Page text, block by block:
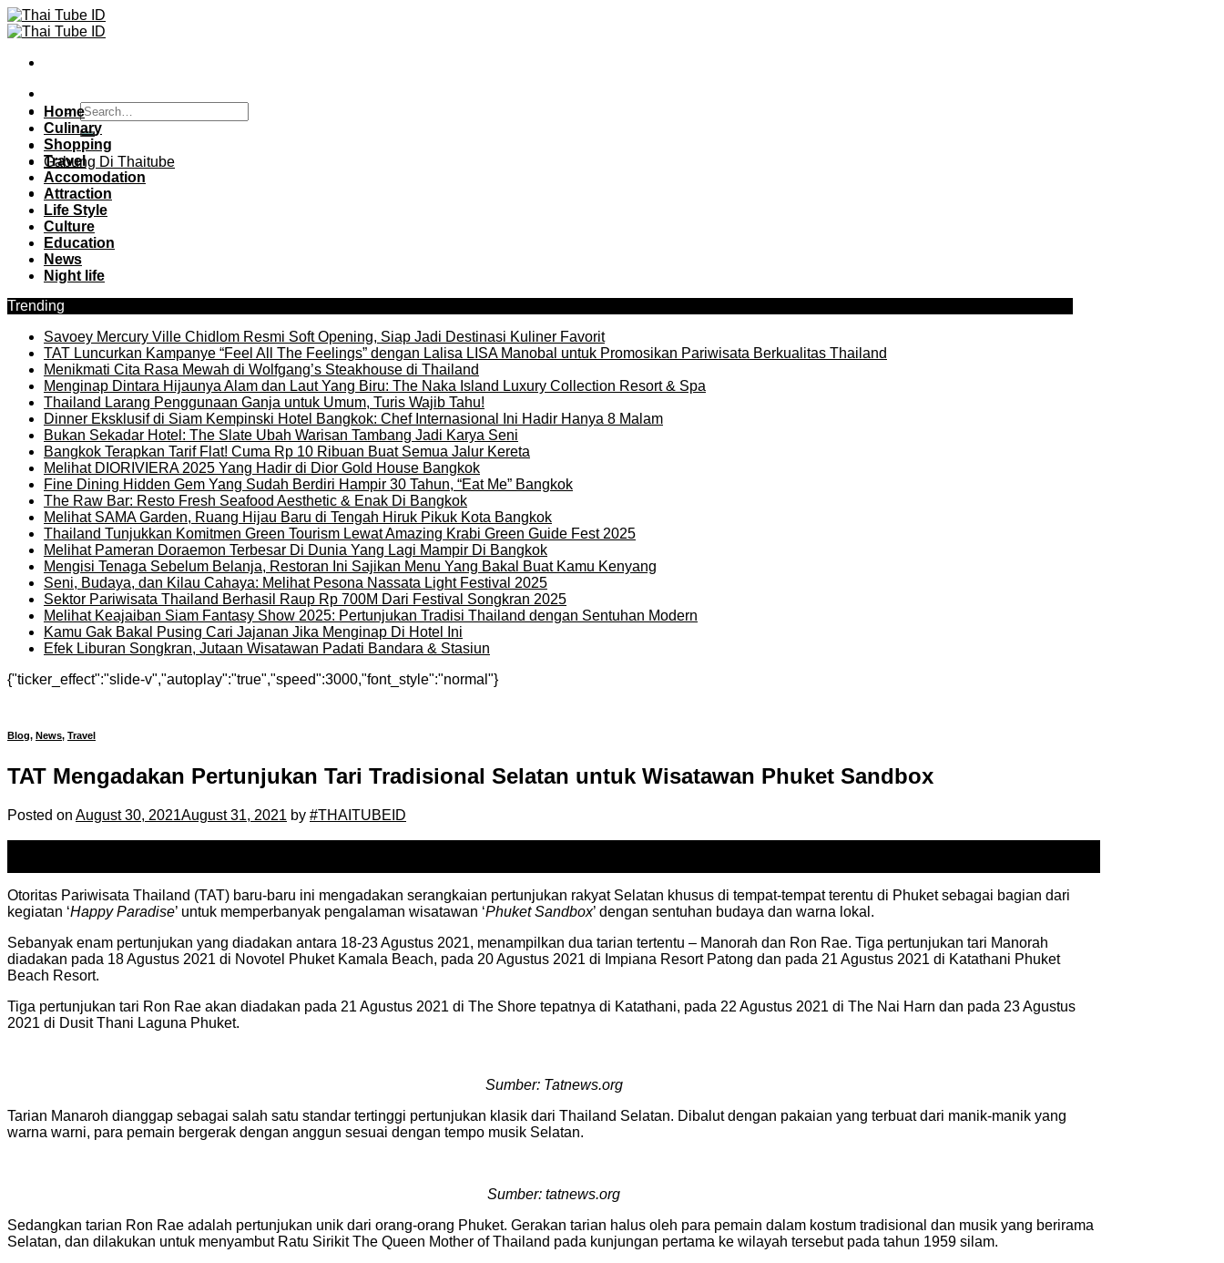
Skip
to
Gabung Di Thaitube
Home
Culinary
Shopping
Travel
Accomodation
Attraction
Life Style
Culture
Education
News
Night life
Trending
Savoey Mercury Ville Chidlom Resmi Soft Opening, Siap Jadi Destinasi Kuliner Favorit
TAT Luncurkan Kampanye “Feel All The Feelings” dengan Lalisa LISA Manobal untuk Promosikan Pariwisata Berkualitas Thailand
Menikmati Cita Rasa Mewah di Wolfgang’s Steakhouse di Thailand
Menginap Dintara Hijaunya Alam dan Laut Yang Biru: The Naka Island Luxury Collection Resort & Spa
Thailand Larang Penggunaan Ganja untuk Umum, Turis Wajib Tahu!
Dinner Eksklusif di Siam Kempinski Hotel Bangkok: Chef Internasional Ini Hadir Hanya 8 Malam
Bukan Sekadar Hotel: The Slate Ubah Warisan Tambang Jadi Karya Seni
Bangkok Terapkan Tarif Flat! Cuma Rp 10 Ribuan Buat Semua Jalur Kereta
Melihat DIORIVIERA 2025 Yang Hadir di Dior Gold House Bangkok
Fine Dining Hidden Gem Yang Sudah Berdiri Hampir 30 Tahun, “Eat Me” Bangkok
The Raw Bar: Resto Fresh Seafood Aesthetic & Enak Di Bangkok
Melihat SAMA Garden, Ruang Hijau Baru di Tengah Hiruk Pikuk Kota Bangkok
Thailand Tunjukkan Komitmen Green Tourism Lewat Amazing Krabi Green Guide Fest 2025
Melihat Pameran Doraemon Terbesar Di Dunia Yang Lagi Mampir Di Bangkok
Mengisi Tenaga Sebelum Belanja, Restoran Ini Sajikan Menu Yang Bakal Buat Kamu Kenyang
Seni, Budaya, dan Kilau Cahaya: Melihat Pesona Nassata Light Festival 2025
Sektor Pariwisata Thailand Berhasil Raup Rp 700M Dari Festival Songkran 2025
Melihat Keajaiban Siam Fantasy Show 2025: Pertunjukan Tradisi Thailand dengan Sentuhan Modern
Kamu Gak Bakal Pusing Cari Jajanan Jika Menginap Di Hotel Ini
Efek Liburan Songkran, Jutaan Wisatawan Padati Bandara & Stasiun
{"ticker_effect":"slide-v","autoplay":"true","speed":3000,"font_style":"normal"}
Blog, News, Travel
TAT Mengadakan Pertunjukan Tari Tradisional Selatan untuk Wisatawan Phuket Sandbox
Posted on August 30, 2021August 31, 2021 by #THAITUBEID
Otoritas Pariwisata Thailand (TAT) baru-baru ini mengadakan serangkaian pertunjukan rakyat Selatan khusus di tempat-tempat terentu di Phuket sebagai bagian dari
kegiatan ‘Happy Paradise’ untuk memperbanyak pengalaman wisatawan ‘Phuket Sandbox’ dengan sentuhan budaya dan warna lokal.
Sebanyak enam pertunjukan yang diadakan antara 18-23 Agustus 2021, menampilkan dua tarian tertentu – Manorah dan Ron Rae. Tiga pertunjukan tari Manorah
diadakan pada 18 Agustus 2021 di Novotel Phuket Kamala Beach, pada 20 Agustus 2021 di Impiana Resort Patong dan pada 21 Agustus 2021 di Katathani Phuket
Beach Resort.
Tiga pertunjukan tari Ron Rae akan diadakan pada 21 Agustus 2021 di The Shore tepatnya di Katathani, pada 22 Agustus 2021 di The Nai Harn dan pada 23 Agustus
2021 di Dusit Thani Laguna Phuket.
Sumber: Tatnews.org
Tarian Manaroh dianggap sebagai salah satu standar tertinggi pertunjukan klasik dari Thailand Selatan. Dibalut dengan pakaian yang terbuat dari manik-manik yang
warna warni, para pemain bergerak dengan anggun sesuai dengan tempo musik Selatan.
Sumber: tatnews.org
Sedangkan tarian Ron Rae adalah pertunjukan unik dari orang-orang Phuket. Gerakan tarian halus oleh para pemain dalam kostum tradisional dan musik yang berirama
Selatan, dan dilakukan untuk menyambut Ratu Sirikit The Queen Mother of Thailand pada kunjungan pertama ke wilayah tersebut pada tahun 1959 silam.